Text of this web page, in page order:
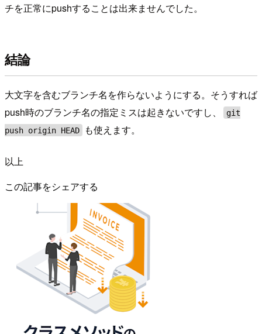
チを正常にpushすることは出来ませんでした。
結論
大文字を含むブランチ名を作らないようにする。そうすれば
push時のブランチ名の指定ミスは起きないですし、
git
push origin HEAD
も使えます。
以上
この記事をシェアする